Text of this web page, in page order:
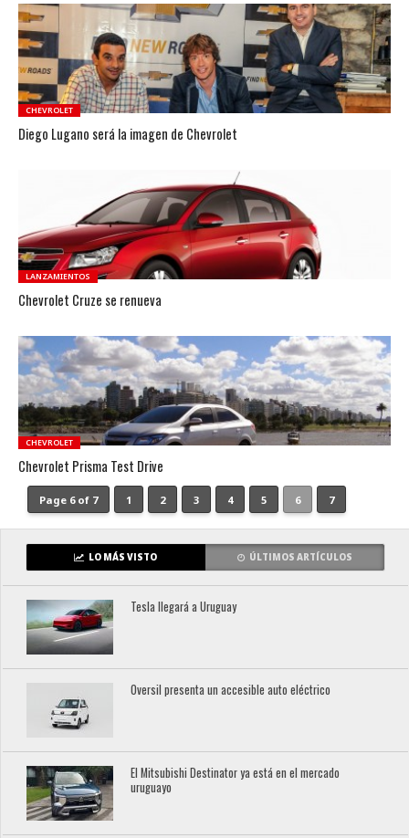
CHEVROLET
Diego Lugano será la imagen de Chevrolet
LANZAMIENTOS
Chevrolet Cruze se renueva
CHEVROLET
Chevrolet Prisma Test Drive
Page 6 of 7 1 2 3 4 5 6 7
LO MÁS VISTO ÚLTIMOS ARTÍCULOS
Tesla llegará a Uruguay
Oversil presenta un accesible auto eléctrico
El Mitsubishi Destinator ya está en el mercado
uruguayo